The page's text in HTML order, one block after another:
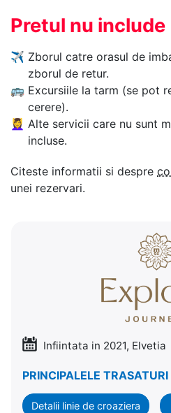
Pretul nu include
✈ Zborul catre orasul de
zborul de retur.
🚌 Excursiile la tarm (se pot
cerere).
💆‍♀️ Alte servicii care nu sunt
incluse.
Citeste informatii si despre
unei rezervari.
Infiintata in 2021, Elvetia
PRINCIPALELE TRASATURI
Detalii linie de croaziera